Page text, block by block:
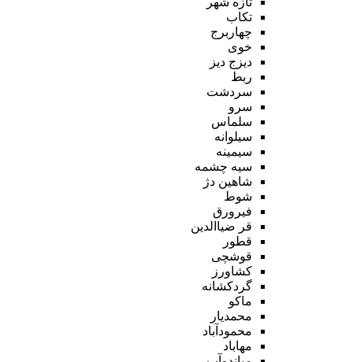
تکاب
چهاربرج
خوی
دیزج دیز
ربط
سردشت
سرو
سلماس
سیلوانه
سیمینه
سیه چشمه
شاهین دژ
شوط
فیرورق
قر ضیاالدین
قطور
قوشچی
کشاورز
گردکشانه
ماکو
محمدیار
محمودآباد
مهاباد